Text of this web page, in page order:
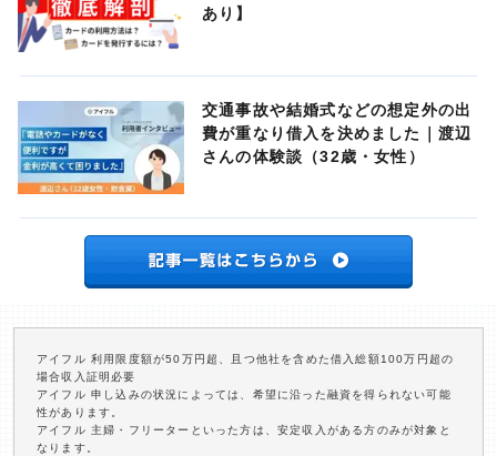
あり】
交通事故や結婚式などの想定外の出
費が重なり借入を決めました｜渡辺
さんの体験談（32歳・女性）
アイフル 利用限度額が50万円超、且つ他社を含めた借入総額100万円超の
場合収入証明必要
アイフル 申し込みの状況によっては、希望に沿った融資を得られない可能
性があります。
アイフル 主婦・フリーターといった方は、安定収入がある方のみが対象と
なります。